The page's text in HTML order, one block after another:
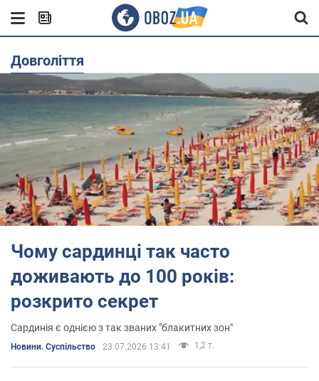
довголіття
Чому сардинці так часто
доживають до 100 років:
розкрито секрет
Сардинія є однією з так званих "блакитних зон"
Новини. Суспільство 23.07.2026 13:41 1,2 т.